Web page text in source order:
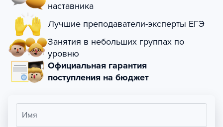
наставника
Лучшие преподаватели-эксперты ЕГЭ
Занятия в небольших группах по
уровню
Официальная гарантия
поступления на бюджет
Имя